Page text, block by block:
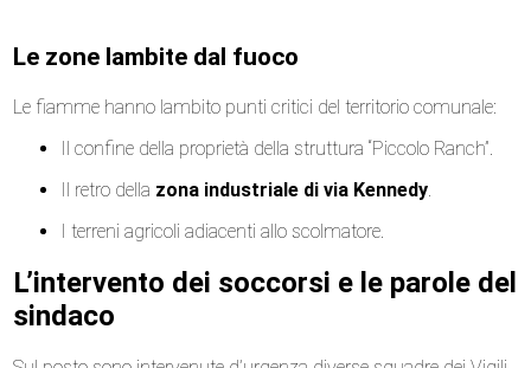
Le zone lambite dal fuoco
Le fiamme hanno lambito punti critici del territorio comunale:
Il confine della proprietà della struttura “Piccolo Ranch”.
Il retro della zona industriale di via Kennedy.
I terreni agricoli adiacenti allo scolmatore.
L’intervento dei soccorsi e le parole del
sindaco